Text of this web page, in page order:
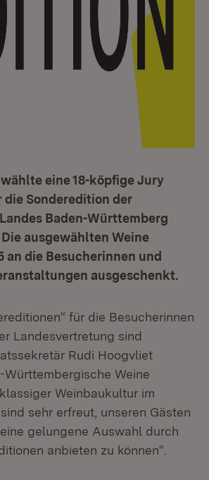
eine 18-köpfige Jury
die Sonderedition der
Baden-Württemberg
ausgewählten Weine
an die Besucherinnen und
ausgeschenkt.
für die Besucherinnen
Landesvertretung sind
Rudi Hoogvliet
Württembergische Weine
Weinbaukultur im
sehr erfreut, unseren Gästen
gelungene Auswahl durch
anbieten zu können“.